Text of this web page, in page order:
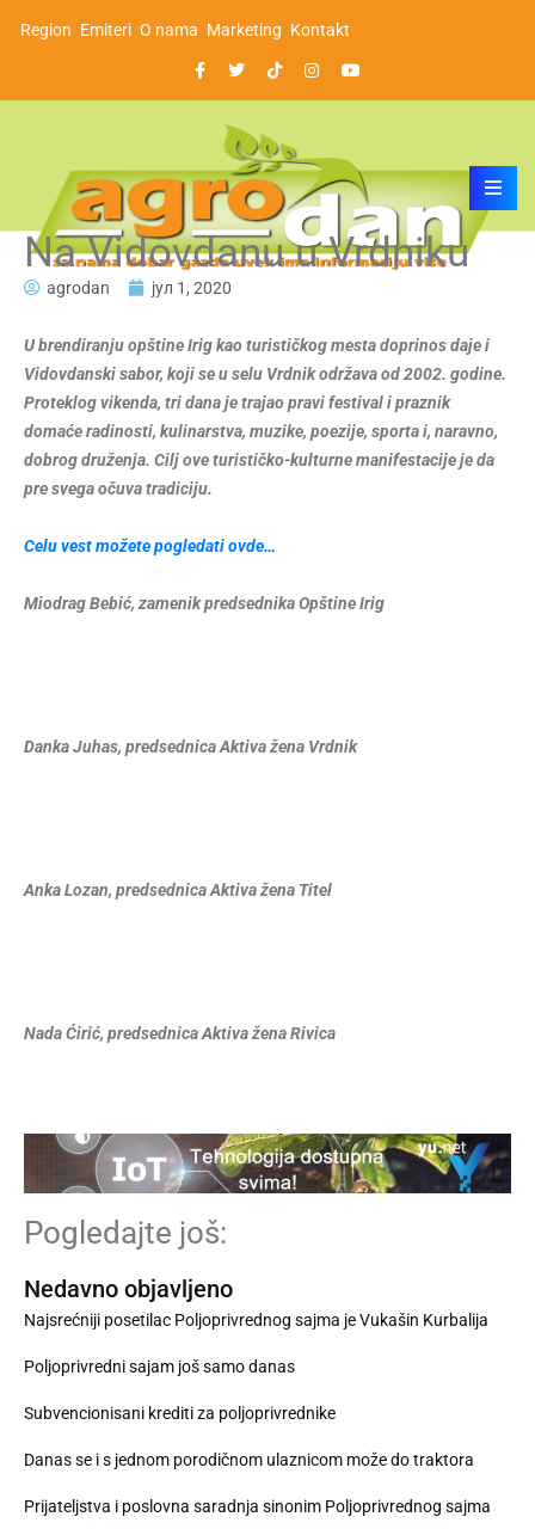
Region Emiteri O nama Marketing Kontakt
Na Vidovdanu u Vrdniku
agrodan јул 1, 2020
U brendiranju opštine Irig kao turističkog mesta doprinos daje i
Vidovdanski sabor, koji se u selu Vrdnik održava od 2002. godine.
Proteklog vikenda, tri dana je trajao pravi festival i praznik
domaće radinosti, kulinarstva, muzike, poezije, sporta i, naravno,
dobrog druženja. Cilj ove turističko-kulturne manifestacije je da
pre svega očuva tradiciju.
Celu vest možete pogledati ovde…
Miodrag Bebić, zamenik predsednika Opštine Irig
Danka Juhas, predsednica Aktiva žena Vrdnik
Anka Lozan, predsednica Aktiva žena Titel
Nada Ćirić, predsednica Aktiva žena Rivica
Pogledajte još:
Nedavno objavljeno
Najsrećniji posetilac Poljoprivrednog sajma je Vukašin Kurbalija
Poljoprivredni sajam još samo danas
Subvencionisani krediti za poljoprivrednike
Danas se i s jednom porodičnom ulaznicom može do traktora
Prijateljstva i poslovna saradnja sinonim Poljoprivrednog sajma